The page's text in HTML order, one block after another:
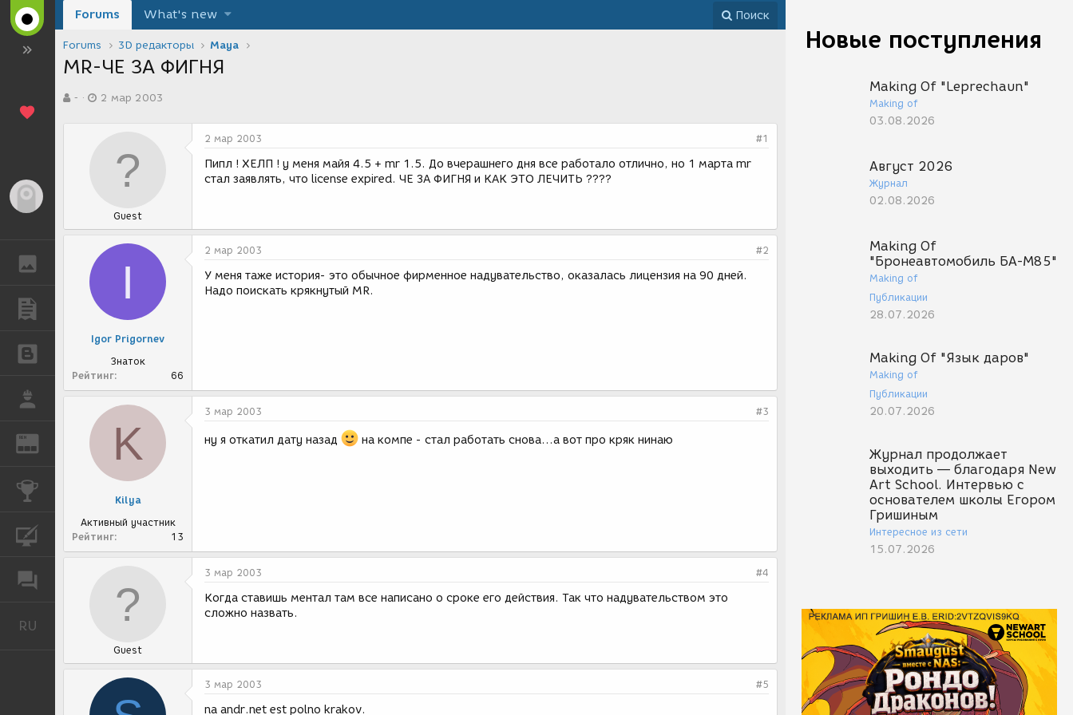
ГАЛЕРЕЯ
ПУБЛИКАЦИИ
REN
КУРСЫ
RU
Новые поступления
Making Of "Leprechaun"
Making of
03.08.2026
Август 2026
Журнал
02.08.2026
Making Of
"Бронеавтомобиль БА-М85"
Making of
Публикации
28.07.2026
Making Of "Язык даров"
Making of
Публикации
20.07.2026
Журнал продолжает
выходить — благодаря New
Art School. Интервью с
основателем школы Егором
Гришиным
Интересное из сети
15.07.2026
Forums What's new Поиск
Forums 3D редакторы Maya
MR-ЧЕ ЗА ФИГНЯ
в-
а
и
2 мар 2003
Guest
2 мар 2003 #1
Пипл ! ХЕЛП ! у меня майя 4.5 + mr 1.5. До вчерашнего дня все работало отлично, но 1 марта mr
стал заявлять, что license expired. ЧЕ ЗА ФИГНЯ и КАК ЭТО ЛЕЧИТЬ ????
I
Igor Prigornev
Знаток
Рейтинг
66
2 мар 2003 #2
У меня таже история- это обычное фирменное надувательство, оказалась лицензия на 90 дней.
Надо поискать крякнутый MR.
K
Kilya
Активный участник
Рейтинг
13
3 мар 2003 #3
ну я откатил дату назад на компе - стал работать снова...а вот про кряк нинаю
Guest
3 мар 2003 #4
Когда ставишь ментал там все написано о сроке его действия. Так что надувательством это
сложно назвать.
3 мар 2003 #5
na andr.net est polno krakov.